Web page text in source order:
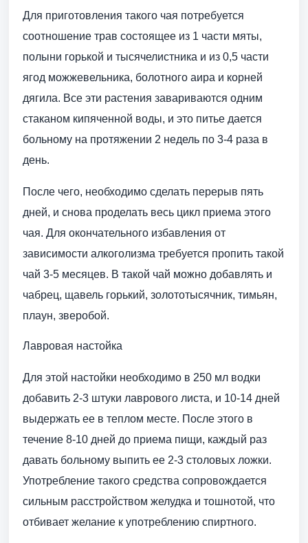
Для приготовления такого чая потребуется
соотношение трав состоящее из 1 части мяты,
полыни горькой и тысячелистника и из 0,5 части
ягод можжевельника, болотного аира и корней
дягила. Все эти растения завариваются одним
стаканом кипяченной воды, и это питье дается
больному на протяжении 2 недель по 3-4 раза в
день.
После чего, необходимо сделать перерыв пять
дней, и снова проделать весь цикл приема этого
чая. Для окончательного избавления от
зависимости алкоголизма требуется пропить такой
чай 3-5 месяцев. В такой чай можно добавлять и
чабрец, щавель горький, золототысячник, тимьян,
плаун, зверобой.
Лавровая настойка
Для этой настойки необходимо в 250 мл водки
добавить 2-3 штуки лаврового листа, и 10-14 дней
выдержать ее в теплом месте. После этого в
течение 8-10 дней до приема пищи, каждый раз
давать больному выпить ее 2-3 столовых ложки.
Употребление такого средства сопровождается
сильным расстройством желудка и тошнотой, что
отбивает желание к употреблению спиртного.